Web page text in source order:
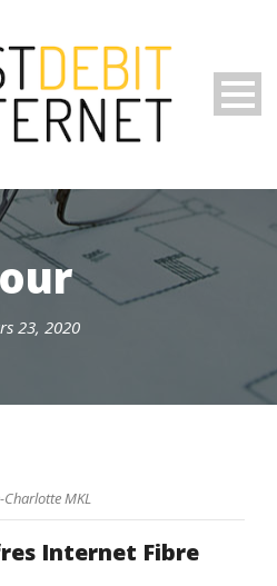
23, 2020
Charlotte MKL
Internet Fibre